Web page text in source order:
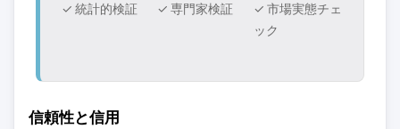
✓ 統計的検証
✓ 専門家検証
✓ 市場実態チェ
ック
信頼性と信用